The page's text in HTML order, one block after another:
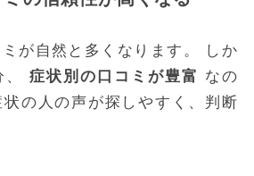
が自然と多くなります。 しか
、 症状別の口コミが豊富 なの
の人の声が探しやすく、判断